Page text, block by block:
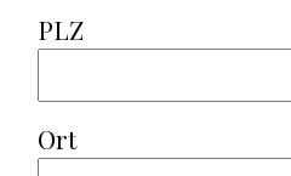
PLZ
Ort